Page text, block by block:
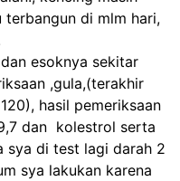
darah, resistensi insulin,
tipe 2. Oleh karena
dalam kategori
gula darah tinggi
menjaga kesehatan
termasuk diabetes,
atau menghindari
di mlm hari,
esoknya sekitar
,gula,(terakhir
hasil pemeriksaan
dan  kolestrol serta
sya di test lagi darah 2
sya lakukan karena